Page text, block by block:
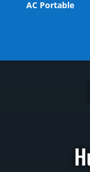
AC Portable